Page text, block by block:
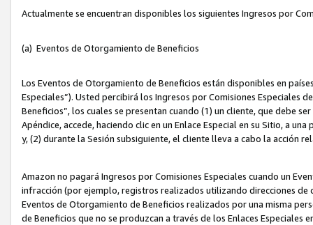
Actualmente se encuentran disponibles los siguientes Ingresos por
(a) Eventos de Otorgamiento de Beneficios
Los Eventos de Otorgamiento de Beneficios están disponibles en
Especiales”). Usted percibirá los Ingresos por Comisiones Especiales
Beneficios”, los cuales se presentan cuando (1) un cliente, que debe
Apéndice, accede, haciendo clic en un Enlace Especial en su Sitio, a
y, (2) durante la Sesión subsiguiente, el cliente lleva a cabo la acción
Amazon no pagará Ingresos por Comisiones Especiales cuando un
infracción (por ejemplo, registros realizados utilizando direcciones
Eventos de Otorgamiento de Beneficios realizados por una misma
de Beneficios que no se produzcan a través de los Enlaces Especiales